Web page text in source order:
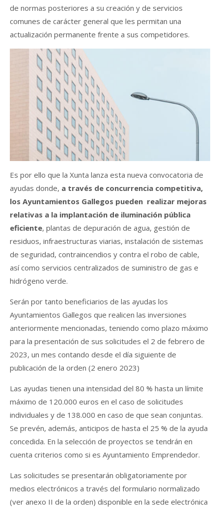
de normas posteriores a su creación y de servicios
comunes de carácter general que les permitan una
actualización permanente frente a sus competidores.
Es por ello que la Xunta lanza esta nueva convocatoria de
ayudas donde, a través de concurrencia competitiva,
los Ayuntamientos Gallegos pueden realizar mejoras
relativas a la implantación de iluminación pública
eficiente, plantas de depuración de agua, gestión de
residuos, infraestructuras viarias, instalación de sistemas
de seguridad, contraincendios y contra el robo de cable,
así como servicios centralizados de suministro de gas e
hidrógeno verde.
Serán por tanto beneficiarios de las ayudas los
Ayuntamientos Gallegos que realicen las inversiones
anteriormente mencionadas, teniendo como plazo máximo
para la presentación de sus solicitudes el 2 de febrero de
2023, un mes contando desde el día siguiente de
publicación de la orden (2 enero 2023)
Las ayudas tienen una intensidad del 80 % hasta un límite
máximo de 120.000 euros en el caso de solicitudes
individuales y de 138.000 en caso de que sean conjuntas.
Se prevén, además, anticipos de hasta el 25 % de la ayuda
concedida. En la selección de proyectos se tendrán en
cuenta criterios como si es Ayuntamiento Emprendedor.
Las solicitudes se presentarán obligatoriamente por
medios electrónicos a través del formulario normalizado
(ver anexo II de la orden) disponible en la sede electrónica